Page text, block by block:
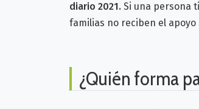
diario 2021. Si una persona
familias no reciben el
¿Quién forma